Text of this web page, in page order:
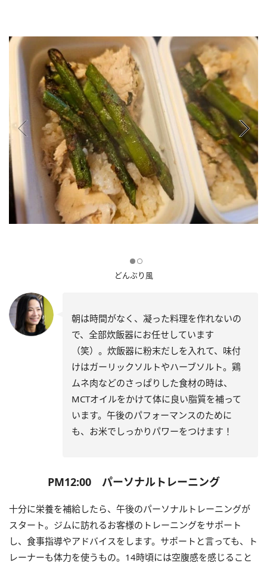
どんぶり風
朝は時間がなく、凝った料理を作れないの
で、全部炊飯器にお任せしています
（笑）。炊飯器に粉末だしを入れて、味付
けはガーリックソルトやハーブソルト。鶏
ムネ肉などのさっぱりした食材の時は、
MCTオイルをかけて体に良い脂質を補って
います。午後のパフォーマンスのために
も、お米でしっかりパワーをつけます！
PM12:00 パーソナルトレーニング
十分に栄養を補給したら、午後のパーソナルトレーニングが
スタート。ジムに訪れるお客様のトレーニングをサポート
し、食事指導やアドバイスをします。サポートと言っても、ト
レーナーも体力を使うもの。14時頃には空腹感を感じること